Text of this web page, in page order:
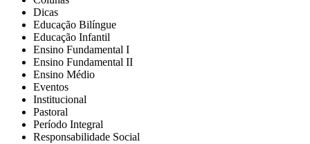
Dicas
Educação Bilíngue
Educação Infantil
Ensino Fundamental I
Ensino Fundamental II
Ensino Médio
Eventos
Institucional
Pastoral
Período Integral
Responsabilidade Social